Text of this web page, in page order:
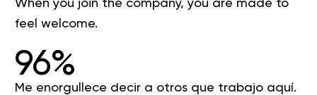
feel welcome.
96%
Me enorgullece decir a otros que trabajo aquí.